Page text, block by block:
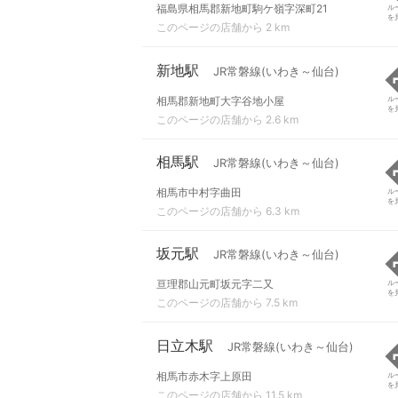
福島県相馬郡新地町駒ケ嶺字深町21
このページの店舗から 2 km
ル
を
新地駅 JR常磐線(いわき～仙台)
相馬郡新地町大字谷地小屋
このページの店舗から 2.6 km
ル
を
相馬駅 JR常磐線(いわき～仙台)
相馬市中村字曲田
このページの店舗から 6.3 km
ル
を
坂元駅 JR常磐線(いわき～仙台)
亘理郡山元町坂元字二又
このページの店舗から 7.5 km
ル
を
日立木駅 JR常磐線(いわき～仙台)
相馬市赤木字上原田
このページの店舗から 11.5 km
ル
を